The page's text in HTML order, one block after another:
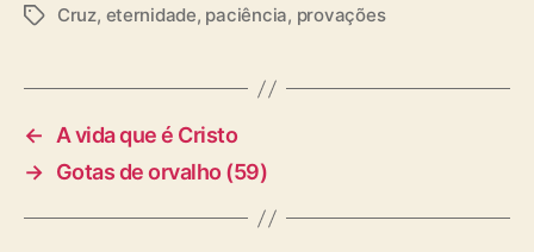
T
s
Cruz, eternidade, paciência, provações
← A vida que é Cristo
→ Gotas de orvalho (59)